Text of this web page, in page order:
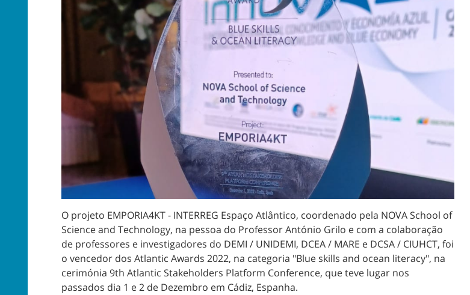
O projeto EMPORIA4KT - INTERREG Espaço Atlântico, coordenado pela NOVA School of
Science and Technology, na pessoa do Professor António Grilo e com a colaboração
de professores e investigadores do DEMI / UNIDEMI, DCEA / MARE e DCSA / CIUHCT, foi
o vencedor dos Atlantic Awards 2022, na categoria "Blue skills and ocean literacy", na
cerimónia 9th Atlantic Stakeholders Platform Conference, que teve lugar nos
passados dia 1 e 2 de Dezembro em Cádiz, Espanha.